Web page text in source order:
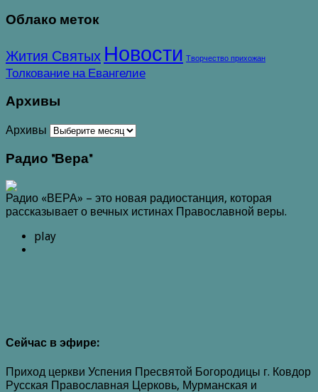
Облако меток
Жития Святых Новости Творчество прихожан
Толкование на Евангелие
Архивы
Архивы
Радио "Вера"
Радио «ВЕРА» – это новая радиостанция, которая
рассказывает о вечных истинах Православной веры.
play
Сейчас в эфире:
Приход церкви Успения Пресвятой Богородицы г. Ковдор
Русская Православная Церковь, Мурманская и